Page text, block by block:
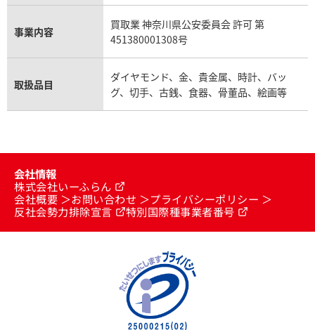
事業内容
買取業 神奈川県公安委員会 許可 第
451380001308号
取扱品目
ダイヤモンド、金、貴金属、時計、バッ
グ、切手、古銭、食器、骨董品、絵画等
会社情報
株式会社いーふらん
会社概要
お問い合わせ
プライバシーポリシー
反社会勢力排除宣言
特別国際種事業者番号